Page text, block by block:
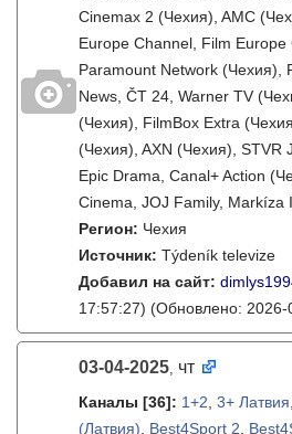
Cinemax 2 (Чехия), AMC
Europe Channel, Film Europe
Paramount Network (Чехия),
News, ČT 24, Warner TV
(Чехия), FilmBox Extra
(Чехия), AXN (Чехия), STVR
Epic Drama, Canal+ Action
Cinema, JOJ Family, Markíza
Регион: Чехия
Источник: Týdeník televize
Добавил на сайт:
17:57:27) (Обновлено: 2026-
03-04-2025, чт
Каналы [36]: 1+2 3+ Латвия
(Латвия)
Best4Sport 2